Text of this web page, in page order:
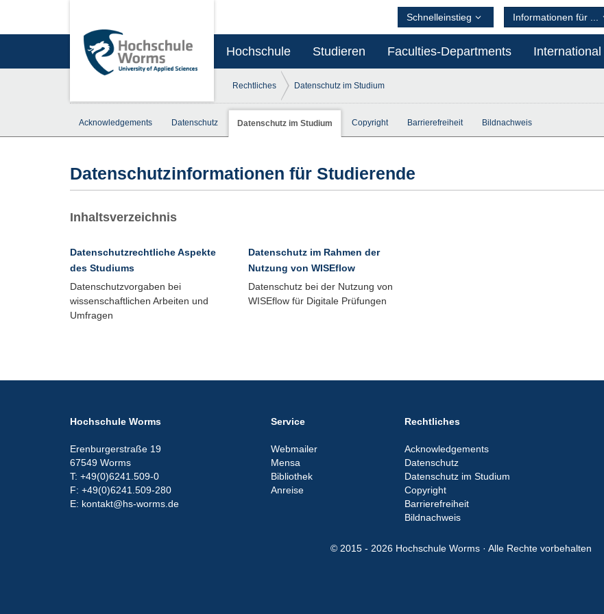
Hochschule Studieren Faculties-Departments International
Schnelleinstieg Informationen für ...
Rechtliches Datenschutz im Studium
Acknowledgements Datenschutz Datenschutz im Studium Copyright Barrierefreiheit Bildnachweis
Datenschutzinformationen für Studierende
Inhaltsverzeichnis
Datenschutzrechtliche Aspekte
des Studiums
Datenschutzvorgaben bei
wissenschaftlichen Arbeiten und
Umfragen
Datenschutz im Rahmen der
Nutzung von WISEflow
Datenschutz bei der Nutzung von
WISEflow für Digitale Prüfungen
Hochschule Worms
Erenburgerstraße 19
67549 Worms
T: +49(0)6241.509-0
F: +49(0)6241.509-280
E: kontakt@hs-worms.de
Service
Webmailer
Mensa
Bibliothek
Anreise
Rechtliches
Acknowledgements
Datenschutz
Datenschutz im Studium
Copyright
Barrierefreiheit
Bildnachweis
© 2015 - 2026 Hochschule Worms · Alle Rechte vorbehalten